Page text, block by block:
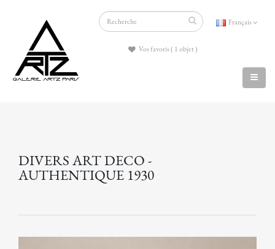
Français
Vos favoris ( 1 objet )
DIVERS ART DECO -
AUTHENTIQUE 1930